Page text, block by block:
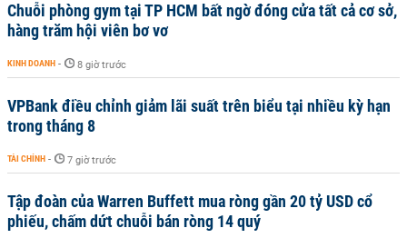
Chuỗi phòng gym tại TP HCM bất ngờ đóng cửa tất cả cơ sở,
hàng trăm hội viên bơ vơ
KINH DOANH - 8 giờ trước
VPBank điều chỉnh giảm lãi suất trên biểu tại nhiều kỳ hạn
trong tháng 8
TÀI CHÍNH - 7 giờ trước
Tập đoàn của Warren Buffett mua ròng gần 20 tỷ USD cổ
phiếu, chấm dứt chuỗi bán ròng 14 quý